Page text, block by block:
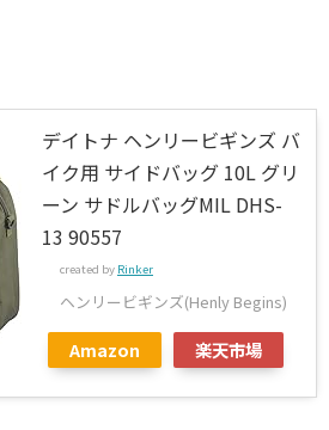
デイトナ ヘンリービギンズ バ
イク用 サイドバッグ 10L グリ
ーン サドルバッグMIL DHS-
13 90557
created by Rinker
ヘンリービギンズ(Henly Begins)
Amazon 楽天市場